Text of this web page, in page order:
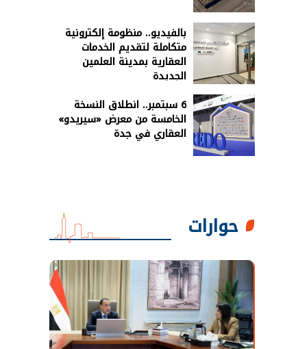
بالفيديو.. منظومة إلكترونية
متكاملة لتقديم الخدمات
العقارية بمدينة العلمين
الجديدة
6 سبتمبر.. انطلاق النسخة
الخامسة من معرض «سيريدو»
العقاري في جدة
حوارات